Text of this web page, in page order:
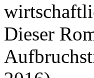
Dieser